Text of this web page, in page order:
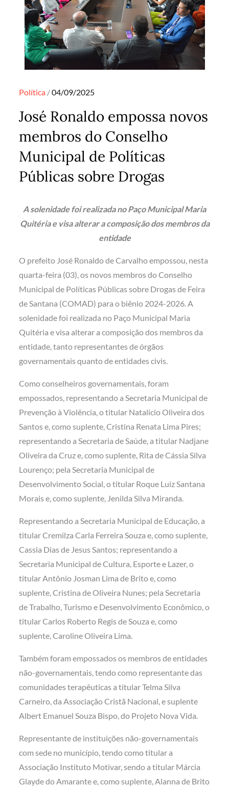
Política Posted
04/09/2025
José Ronaldo empossa novos
membros do Conselho
Municipal de Políticas
Públicas sobre Drogas
A solenidade foi realizada no Paço Municipal Maria
Quitéria e visa alterar a composição dos membros da
entidade
O prefeito José Ronaldo de Carvalho empossou, nesta
quarta-feira (03), os novos membros do Conselho
Municipal de Políticas Públicas sobre Drogas de Feira
de Santana (COMAD) para o biênio 2024-2026. A
solenidade foi realizada no Paço Municipal Maria
Quitéria e visa alterar a composição dos membros da
entidade, tanto representantes de órgãos
governamentais quanto de entidades civis.
Como conselheiros governamentais, foram
empossados, representando a Secretaria Municipal de
Prevenção à Violência, o titular Natalício Oliveira dos
Santos e, como suplente, Cristina Renata Lima Pires;
representando a Secretaria de Saúde, a titular Nadjane
Oliveira da Cruz e, como suplente, Rita de Cássia Silva
Lourenço; pela Secretaria Municipal de
Desenvolvimento Social, o titular Roque Luiz Santana
Morais e, como suplente, Jenilda Silva Miranda.
Representando a Secretaria Municipal de Educação, a
titular Cremilza Carla Ferreira Souza e, como suplente,
Cassia Dias de Jesus Santos; representando a
Secretaria Municipal de Cultura, Esporte e Lazer, o
titular Antônio Josman Lima de Brito e, como
suplente, Cristina de Oliveira Nunes; pela Secretaria
de Trabalho, Turismo e Desenvolvimento Econômico, o
titular Carlos Roberto Regis de Souza e, como
suplente, Caroline Oliveira Lima.
Também foram empossados os membros de entidades
não-governamentais, tendo como representante das
comunidades terapêuticas a titular Telma Silva
Carneiro, da Associação Cristã Nacional, e suplente
Albert Emanuel Souza Bispo, do Projeto Nova Vida.
Representante de instituições não-governamentais
com sede no município, tendo como titular a
Associação Instituto Motivar, sendo a titular Márcia
Glayde do Amarante e, como suplente, Alanna de Brito